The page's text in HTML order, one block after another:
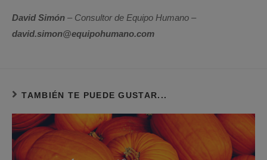
David Simón – Consultor de Equipo Humano –
david.simon@equipohumano.com
TAMBIÉN TE PUEDE GUSTAR...